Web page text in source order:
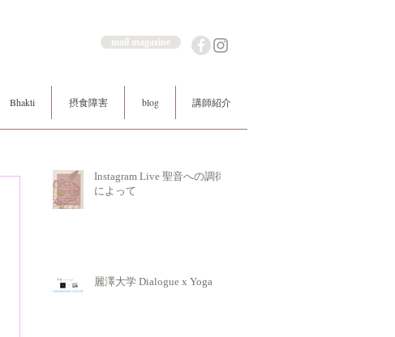
mail magazine
Bhakti 摂食障害 blog 講師紹介
Instagram Live 聖音への調律
によって
麗澤大学 Dialogue x Yoga